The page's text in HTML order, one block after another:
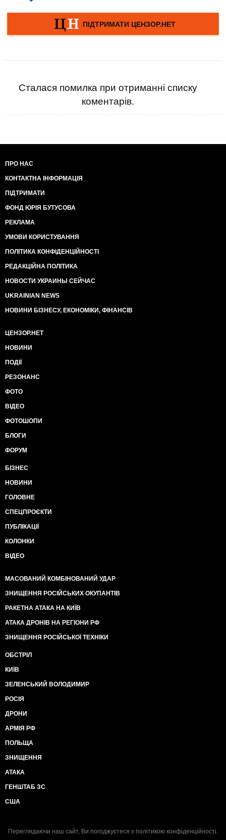
Сталася помилка при отриманні списку
коментарів.
ПРО НАС
КОНТАКТНА ІНФОРМАЦІЯ
ПІДТРИМАТИ
ФОНД ЮРІЯ БУТУСОВА
РЕКЛАМА
УМОВИ КОРИСТУВАННЯ
ПОЛІТИКА КОНФІДЕНЦІЙНОСТІ
РЕДАКЦІЙНА ПОЛІТИКА
НОВОСТИ УКРАИНЫ СЕЙЧАС
UKRAINIAN NEWS
НОВИНИ БІЗНЕСУ, ЕКОНОМІКИ, ФІНАНСІВ
ЦЕНЗОР.НЕТ
НОВИНИ
ПОДІЇ
РЕЗОНАНС
ФОТО
ВІДЕО
ФОТОШОПИ
БЛОГИ
ФОРУМ
БІЗНЕС
НОВИНИ
ГОЛОВНЕ
СПЕЦПРОЄКТИ
ПУБЛІКАЦІЇ
КОЛОНКИ
ВІДЕО
МАСОВАНИЙ КОМБІНОВАНИЙ УДАР
ЗНИЩЕННЯ РОСІЙСЬКИХ ОКУПАНТІВ
РАКЕТНА АТАКА НА КИЇВ
АТАКА ДРОНІВ НА РЕГІОНИ РФ
ЗНИЩЕННЯ РОСІЙСЬКОЇ ТЕХНІКИ
ОБСТРІЛ
КИЇВ
ЗЕЛЕНСЬКИЙ ВОЛОДИМИР
РОСІЯ
ДРОНИ
АРМІЯ РФ
ПОЛЬЩА
ЗНИЩЕННЯ
АТАКА
ГЕНШТАБ ЗС
США
Переглядаючи наш сайт, Ви погоджуєтеся з політикою конфіденційності.